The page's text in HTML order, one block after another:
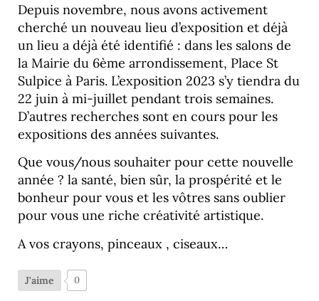
Depuis novembre, nous avons activement
cherché un nouveau lieu d’exposition et déjà
un lieu a déjà été identifié : dans les salons de
la Mairie du 6ème arrondissement, Place St
Sulpice à Paris. L’exposition 2023 s’y tiendra du
22 juin à mi-juillet pendant trois semaines.
D’autres recherches sont en cours pour les
expositions des années suivantes.
Que vous/nous souhaiter pour cette nouvelle
année ? la santé, bien sûr, la prospérité et le
bonheur pour vous et les vôtres sans oublier
pour vous une riche créativité artistique.
A vos crayons, pinceaux , ciseaux…
J'aime 0